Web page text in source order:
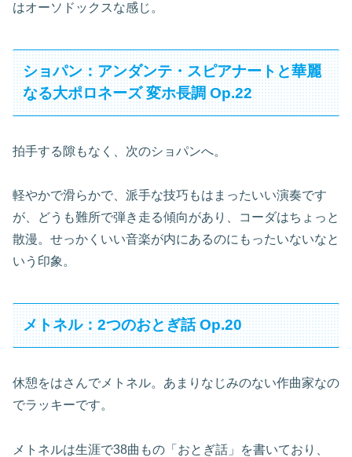
はオーソドックスな感じ。
ショパン：アンダンテ・スピアナートと華麗
なる大ポロネーズ 変ホ長調 Op.22
拍手する隙もなく、次のショパンへ。
軽やかで滑らかで、派手な技巧もはまったいい演奏です
が、どうも難所で弾き走る傾向があり、コーダはちょっと
散漫。せっかくいい音楽が内にあるのにもったいないなと
いう印象。
メトネル：2つのおとぎ話 Op.20
休憩をはさんでメトネル。あまりなじみのない作曲家なの
でラッキーです。
メトネルは生涯で38曲もの「おとぎ話」を書いており、